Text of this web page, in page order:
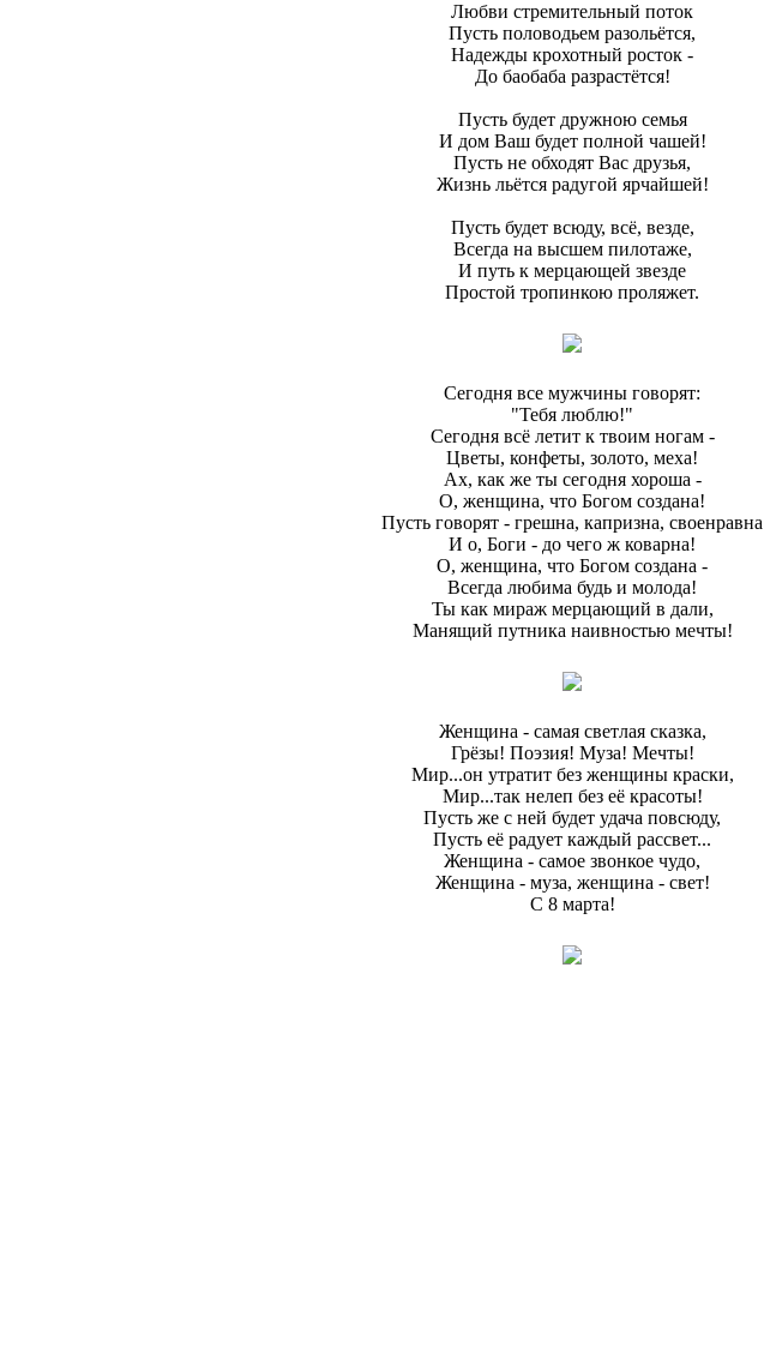
Любви стремительный поток
Пусть половодьем разольётся,
Надежды крохотный росток -
До баобаба разрастётся!
Пусть будет дружною семья
И дом Ваш будет полной чашей!
Пусть не обходят Вас друзья,
Жизнь льётся радугой ярчайшей!
Пусть будет всюду, всё, везде,
Всегда на высшем пилотаже,
И путь к мерцающей звезде
Простой тропинкою проляжет.
Сегодня все мужчины говорят:
"Тебя люблю!"
Сегодня всё летит к твоим ногам -
Цветы, конфеты, золото, меха!
Ах, как же ты сегодня хороша -
О, женщина, что Богом создана!
Пусть говорят - грешна, капризна, своенравна
И о, Боги - до чего ж коварна!
О, женщина, что Богом создана -
Всегда любима будь и молода!
Ты как мираж мерцающий в дали,
Манящий путника наивностью мечты!
Женщина - самая светлая сказка,
Грёзы! Поэзия! Муза! Мечты!
Мир...он утратит без женщины краски,
Мир...так нелеп без её красоты!
Пусть же с ней будет удача повсюду,
Пусть её радует каждый рассвет...
Женщина - самое звонкое чудо,
Женщина - муза, женщина - свет!
С 8 марта!